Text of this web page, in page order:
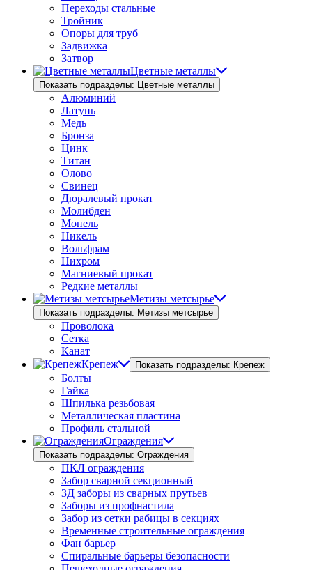
Переходы стальные
Тройник
Опоры для труб
Задвижка
Затвор
Цветные металлы
Показать подразделы: Цветные металлы
Алюминий
Латунь
Медь
Бронза
Цинк
Титан
Олово
Свинец
Дюралевый прокат
Молибден
Монель
Никель
Вольфрам
Нихром
Магниевый прокат
Редкие металлы
Метизы метсырье
Показать подразделы: Метизы метсырье
Проволока
Сетка
Канат
Крепеж
Показать подразделы: Крепеж
Болты
Гайка
Шпилька резьбовая
Металлическая пластина
Профиль стальной
Ограждения
Показать подразделы: Ограждения
ПКЛ ограждения
Забор сварной секционный
3Д заборы из сварных прутьев
Заборы из профнастила
Забор из сетки рабицы в секциях
Временные строительные ограждения
Фан барьер
Спиральные барьеры безопасности